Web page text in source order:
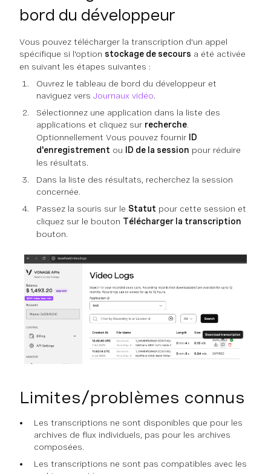
bord du développeur
Vous pouvez télécharger la transcription d'un appel
spécifique si l'option stockage de secours a été activée
en suivant les étapes suivantes :
Ouvrez le tableau de bord du développeur et
naviguez vers Journaux vidéo.
Sélectionnez une application dans la liste des
applications et cliquez sur recherche.
Optionnellement Vous pouvez fournir
ID
d'enregistrement ou ID de la session pour réduire
les résultats.
Dans la liste des résultats, recherchez la session
concernée.
Passez la souris sur le Statut pour cette session et
cliquez sur le bouton Télécharger la transcription
bouton.
Limites/problèmes connus
Les transcriptions ne sont disponibles que pour les
archives de flux individuels, pas pour les archives
composées.
Les transcriptions ne sont pas compatibles avec les